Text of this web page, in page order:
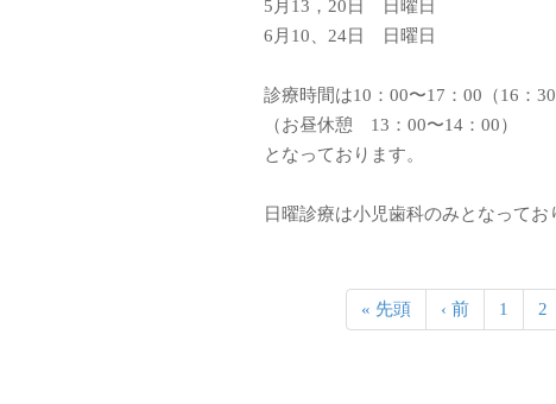
5月13，20日 日曜日
6月10、24日 日曜日
診療時間は10：00〜17：00（16：30
（お昼休憩 13：00〜14：00）
となっております。
日曜診療は小児歯科のみとなってお
« 先頭 ‹ 前 1 2